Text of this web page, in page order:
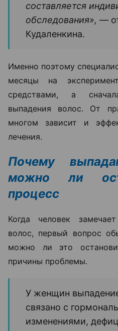
составляется
обследования», —
Кудаленкина.
Именно поэтому
месяцы на
средствами, а
выпадения волос. От
многом зависит и
лечения.
Почему
можно ли
процесс
Когда человек
волос, первый вопрос
можно ли это
причины проблемы.
У женщин
связано с
изменениями,